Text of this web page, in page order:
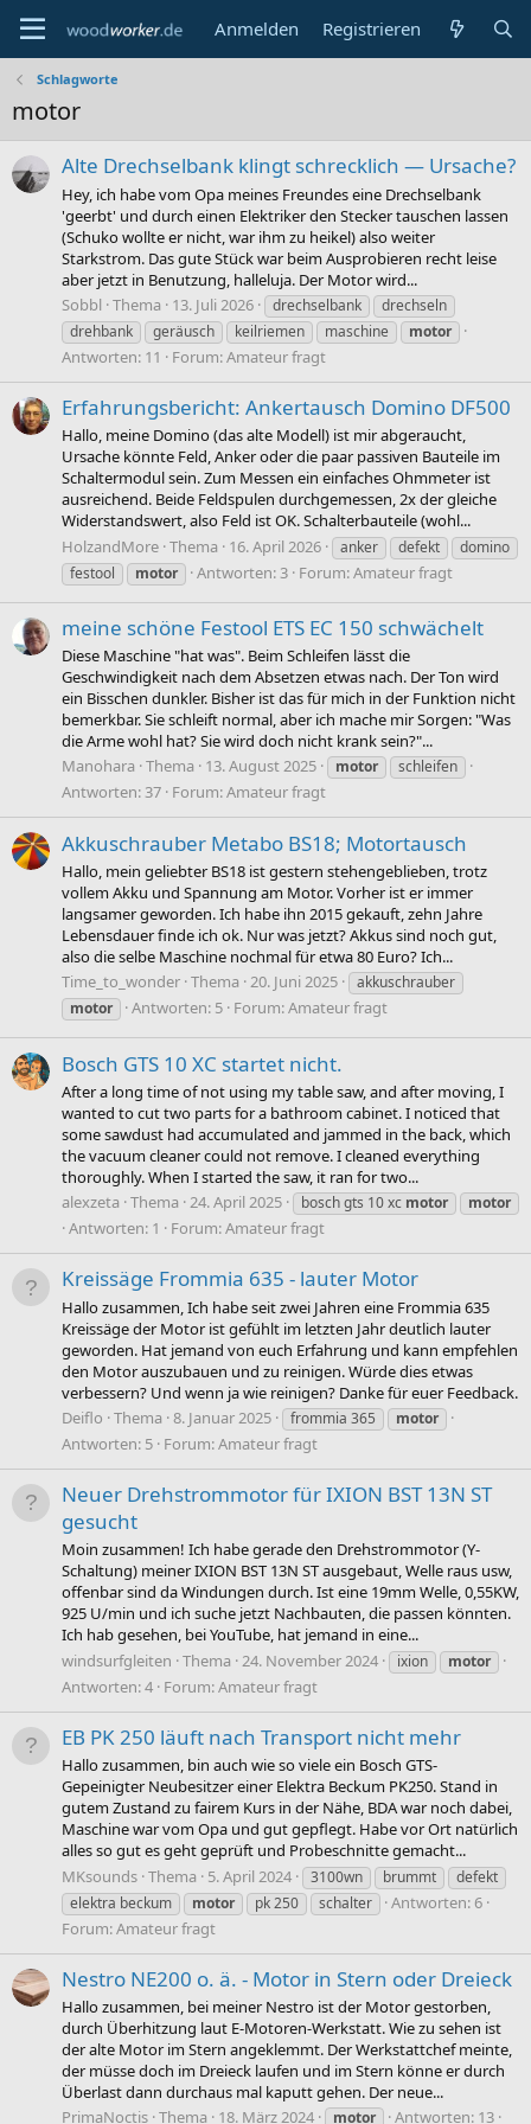
Anmelden Registrieren
Schlagworte
motor
Alte Drechselbank klingt schrecklich — Ursache?
Hey, ich habe vom Opa meines Freundes eine Drechselbank
'geerbt' und durch einen Elektriker den Stecker tauschen lassen
(Schuko wollte er nicht, war ihm zu heikel) also weiter
Starkstrom. Das gute Stück war beim Ausprobieren recht leise
aber jetzt in Benutzung, halleluja. Der Motor wird...
Sobbl Thema 13. Juli 2026 drechselbank
drechseln
drehbank
geräusch keilriemen maschine motor
Antworten: 11 Forum:Amateur fragt
Erfahrungsbericht: Ankertausch Domino DF500
Hallo, meine Domino (das alte Modell) ist mir abgeraucht,
Ursache könnte Feld, Anker oder die paar passiven Bauteile im
Schaltermodul sein. Zum Messen ein einfaches Ohmmeter ist
ausreichend. Beide Feldspulen durchgemessen, 2x der gleiche
Widerstandswert, also Feld ist OK. Schalterbauteile (wohl...
HolzandMore Thema 16. April 2026 anker defekt
domino
festool
motor Antworten: 3 Forum:Amateur fragt
meine schöne Festool ETS EC 150 schwächelt
Diese Maschine "hat was". Beim Schleifen lässt die
Geschwindigkeit nach dem Absetzen etwas nach. Der Ton wird
ein Bisschen dunkler. Bisher ist das für mich in der Funktion nicht
bemerkbar. Sie schleift normal, aber ich mache mir Sorgen: "Was
die Arme wohl hat? Sie wird doch nicht krank sein?"...
Manohara Thema 13. August 2025 motor schleifen
Antworten: 37 Forum:Amateur fragt
Akkuschrauber Metabo BS18; Motortausch
Hallo, mein geliebter BS18 ist gestern stehengeblieben, trotz
vollem Akku und Spannung am Motor. Vorher ist er immer
langsamer geworden. Ich habe ihn 2015 gekauft, zehn Jahre
Lebensdauer finde ich ok. Nur was jetzt? Akkus sind noch gut,
also die selbe Maschine nochmal für etwa 80 Euro? Ich...
Time_to_wonder Thema 20. Juni 2025
akkuschrauber
motor
Antworten: 5 Forum:Amateur fragt
Bosch GTS 10 XC startet nicht.
After a long time of not using my table saw, and after moving, I
wanted to cut two parts for a bathroom cabinet. I noticed that
some sawdust had accumulated and jammed in the back, which
the vacuum cleaner could not remove. I cleaned everything
thoroughly. When I started the saw, it ran for two...
alexzeta Thema 24. April 2025 bosch gts 10 xc motor motor
Antworten: 1 Forum:Amateur fragt
Kreissäge Frommia 635 - lauter Motor
Hallo zusammen, Ich habe seit zwei Jahren eine Frommia 635
Kreissäge der Motor ist gefühlt im letzten Jahr deutlich lauter
geworden. Hat jemand von euch Erfahrung und kann empfehlen
den Motor auszubauen und zu reinigen. Würde dies etwas
verbessern? Und wenn ja wie reinigen? Danke für euer Feedback.
Deiflo Thema 8. Januar 2025 frommia 365 motor
Antworten: 5 Forum:Amateur fragt
Neuer Drehstrommotor für IXION BST 13N ST
gesucht
Moin zusammen! Ich habe gerade den Drehstrommotor (Y-
Schaltung) meiner IXION BST 13N ST ausgebaut, Welle raus usw,
offenbar sind da Windungen durch. Ist eine 19mm Welle, 0,55KW,
925 U/min und ich suche jetzt Nachbauten, die passen könnten.
Ich hab gesehen, bei YouTube, hat jemand in eine...
windsurfgleiten Thema 24. November 2024 ixion motor
Antworten: 4 Forum:Amateur fragt
EB PK 250 läuft nach Transport nicht mehr
Hallo zusammen, bin auch wie so viele ein Bosch GTS-
Gepeinigter Neubesitzer einer Elektra Beckum PK250. Stand in
gutem Zustand zu fairem Kurs in der Nähe, BDA war noch dabei,
Maschine war vom Opa und gut gepflegt. Habe vor Ort natürlich
alles so gut es geht geprüft und Probeschnitte gemacht...
MKsounds Thema 5. April 2024 3100wn brummt
defekt
elektra beckum
motor pk 250 schalter
Antworten: 6
Forum:Amateur fragt
Nestro NE200 o. ä. - Motor in Stern oder Dreieck
Hallo zusammen, bei meiner Nestro ist der Motor gestorben,
durch Überhitzung laut E-Motoren-Werkstatt. Wie zu sehen ist
der alte Motor im Stern angeklemmt. Der Werkstattchef meinte,
der müsse doch im Dreieck laufen und im Stern könne er durch
Überlast dann durchaus mal kaputt gehen. Der neue...
PrimaNoctis Thema 18. März 2024 motor Antworten: 13